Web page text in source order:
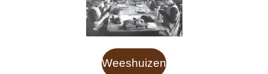
Weeshuizen